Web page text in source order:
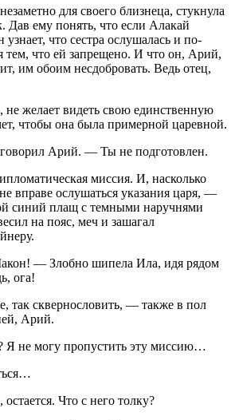
для своего близнеца, стукнула
Дав ему понять, что если Алакай
что сестра ослушалась и по-
тем, что ей запрещено. И что он, Арий,
им обоим несдобровать. Ведь отец,
желает видеть свою единственную
чтобы она была примерной царевной.
Арий. — Ты не подготовлен.
миссия. И, насколько
вправе ослушаться указания царя, —
синий плащ с темными наручнями
л на пояс, меч и зашагал
— Злобно шипела Ила, идя рядом
ога!
так сквернословить, — также в пол
Арий.
Я не могу пропустить эту миссию…
Что с него толку?